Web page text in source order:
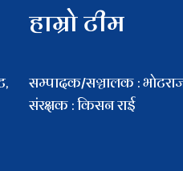
हाम्रो टीम
सम्पादक/सञ्चालक :
संरक्षक : किसन राई